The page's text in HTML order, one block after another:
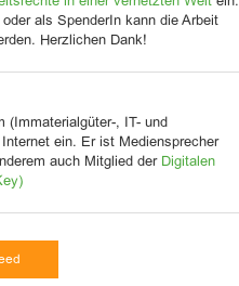
als SpenderIn kann die Arbeit
Herzlichen Dank!
(Immaterialgüter-, IT- und
ein. Er ist Mediensprecher
auch Mitglied der Digitalen